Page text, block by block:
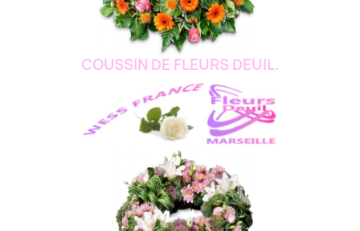
COUSSIN DE FLEURS DEUIL.